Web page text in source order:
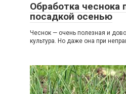
Обработка чеснока
посадкой осенью
Чеснок — очень полезная и
культура. Но даже она при